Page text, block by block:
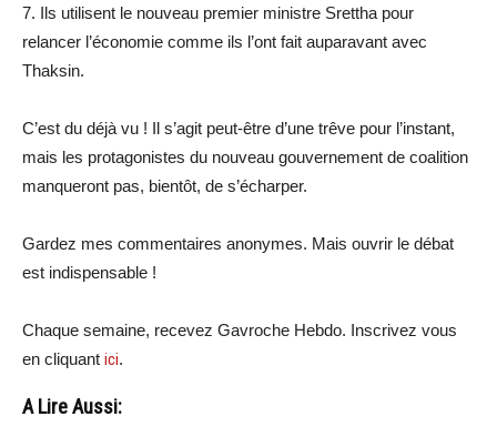
7. Ils utilisent le nouveau premier ministre Srettha pour
relancer l’économie comme ils l’ont fait auparavant avec
Thaksin.
C’est du déjà vu ! Il s’agit peut-être d’une trêve pour l’instant,
mais les protagonistes du nouveau gouvernement de coalition
manqueront pas, bientôt, de s’écharper.
Gardez mes commentaires anonymes. Mais ouvrir le débat
est indispensable !
Chaque semaine, recevez Gavroche Hebdo. Inscrivez vous
en cliquant ici.
A Lire Aussi: